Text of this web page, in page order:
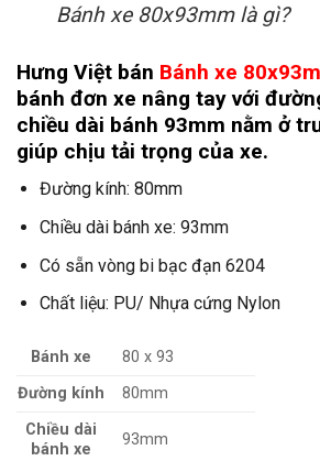
Bánh xe 80x93mm là gì?
Hưng Việt bán Bánh xe
bánh đơn xe nâng tay với
chiều dài bánh 93mm nằm ở
giúp chịu tải trọng của xe.
Đường kính: 80mm
Chiều dài bánh xe: 93mm
Có sẵn vòng bi bạc đạn 6204
Chất liệu: PU/ Nhựa cứng Nylon
Bánh xe
80 x 93
Đường kính
80mm
Chiều dài
bánh xe
93mm